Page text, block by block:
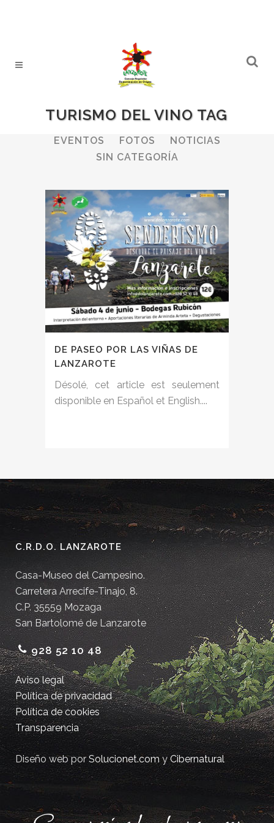
TURISMO DEL VINO TAG
ALL BODEGAS
BOLETINES
EVENTOS
FOTOS
NOTICIAS
SIN CATEGORÍA
DE PASEO POR LAS VIÑAS DE
LANZAROTE
Désolé, cet article est seulement
disponible en Español et English....
C.R.D.O. LANZAROTE
Casa-Museo del Campesino.
Carretera Arrecife-Tinajo, 8.
C.P. 35559 Mozaga
San Bartolomé de Lanzarote
928 52 10 48
Aviso legal
Política de privacidad
Política de cookies
Transparencia
Diseño web porSolucionet.comyCibernatural